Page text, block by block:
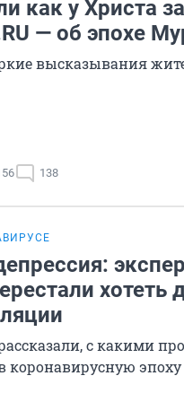
как у Христа
— об эпохе
высказывания
138
хотеть
с какими
коронавирусную эпоху